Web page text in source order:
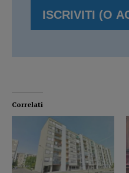
Correlati